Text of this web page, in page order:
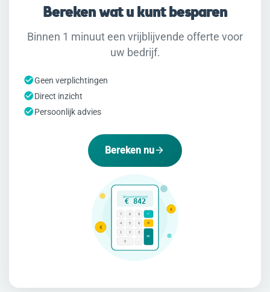
Bereken wat u kunt besparen
Binnen 1 minuut een vrijblijvende offerte voor
uw bedrijf.
Geen verplichtingen
Direct inzicht
Persoonlijk advies
Bereken nu
Besparing/maand
€ 842
7 8 9
4 5 6
1 2 3
0 .
÷
×
=
€
€